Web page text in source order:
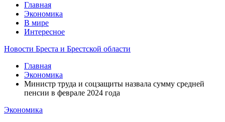
Главная
Экономика
В мире
Интересное
Новости Бреста и Брестской области
Главная
Экономика
Министр труда и соцзащиты назвала сумму средней
пенсии в феврале 2024 года
Экономика